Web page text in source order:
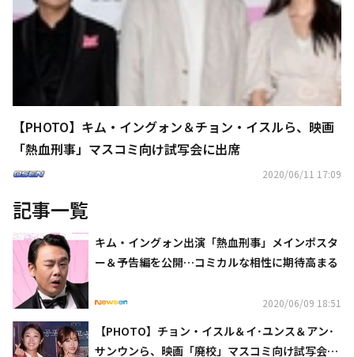
【PHOTO】キム・イングォン＆チョン・イスルら、映画
「熱血刑事」マスコミ向け試写会に出席
2020/06/11 17:09
記事一覧
キム・イングォン出演「熱血刑事」メインポスタ
ー＆予告編を公開…コミカルな相性に期待高まる
2020/06/09 18:51
【PHOTO】チョン・イスル＆イ･ユンス＆アン･
サンウンら、映画「廃校」マスコミ向け試写会に